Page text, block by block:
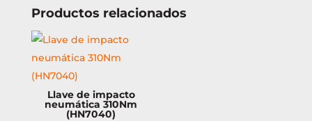
Productos relacionados
Llave de impacto
neumática 310Nm
(HN7040)